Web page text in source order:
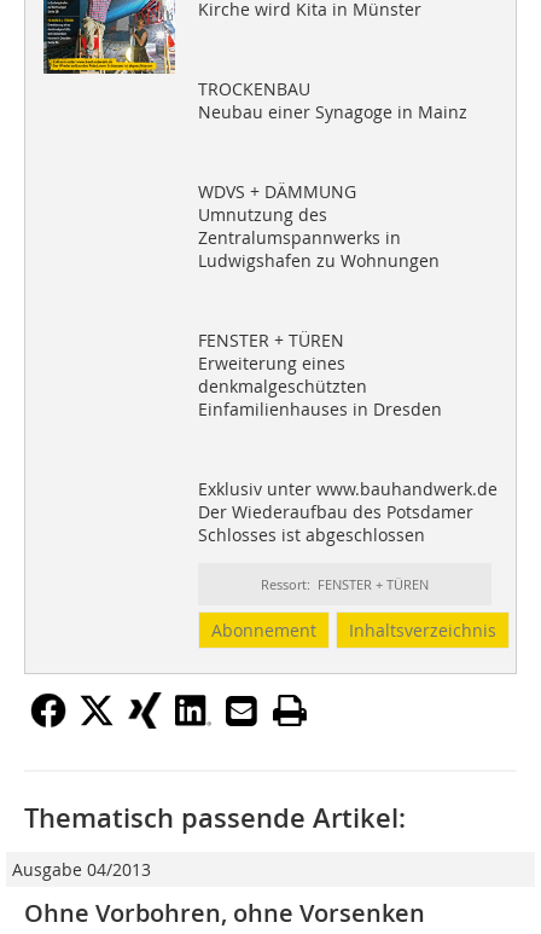
Kirche wird Kita in Münster
TROCKENBAU
Neubau einer Synagoge in Mainz
WDVS + DÄMMUNG
Umnutzung des
Zentralumspannwerks in
Ludwigshafen zu Wohnungen
FENSTER + TÜREN
Erweiterung eines
denkmalgeschützten
Einfamilienhauses in Dresden
Exklusiv unter www.bauhandwerk.de
Der Wiederaufbau des Potsdamer
Schlosses ist abgeschlossen
Ressort: FENSTER + TÜREN
Abonnement Inhaltsverzeichnis
Thematisch passende Artikel:
Ausgabe 04/2013
Ohne Vorbohren, ohne Vorsenken